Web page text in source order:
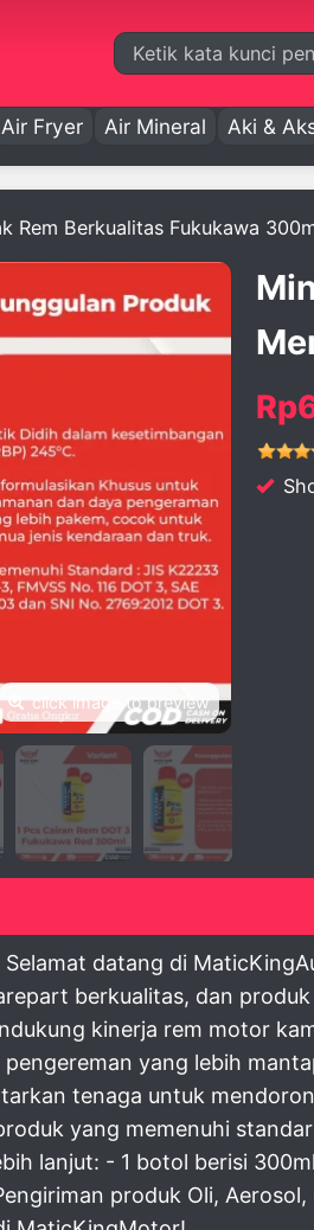
Cari
Air Fryer Air Mineral Aki &
Rem Berkualitas Fukukawa
click image to preview
datang di
berkualitas, dan
kinerja rem motor
yang lebih
tenaga untuk
yang memenuhi
lanjut: - 1 botol berisi
produk Oli,